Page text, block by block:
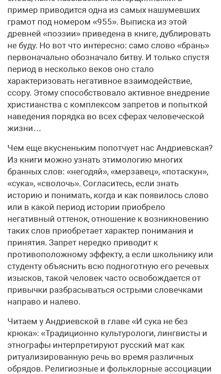
пример приводится одна из самых нашумевших
грамот под номером «955». Выписка из этой
древней «поэзии» приведена в книге, дублировать
не буду. Но вот что интересно: само слово «брань»
первоначально обозначало битву. И только спустя
период в несколько веков оно стало
характеризовать негативное взаимодействие,
ссору. Этому способствовало активное внедрение
христианства с комплексом запретов и попыткой
наведения порядка во всех сферах человеческой
жизни…
Чем еще вкусненьким попотчует нас Андриевская?
Из книги можно узнать этимологию многих
бранных слов: «негодяй», «мерзавец», «потаскун»,
«сука», «сволочь». Согласитесь, если знать
историю и понимать, когда и как появилось слово
или в какой период истории приобрело
негативный оттенок, отношение к возникновению
таких слов приобретает характер понимания и
принятия. Запрет нередко приводит к
противоположному эффекту, а если школьнику или
студенту объяснить всю подноготную его речевых
изысков, такой человек часто освобождается от
привычки разбрасываться острыми словечками
направо и налево.
Читаем у Андриевской в главе «И сука не без
крюка»: «Традиционно культурологи, лингвисты и
этнографы интерпретируют русский мат как
ритуализированную речь во время различных
обрядов. Религиозные и фольклорные ассоциации